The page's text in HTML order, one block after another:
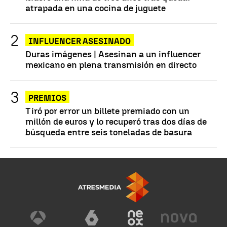
atrapada en una cocina de juguete
INFLUENCER ASESINADO
Duras imágenes | Asesinan a un influencer
mexicano en plena transmisión en directo
PREMIOS
Tiró por error un billete premiado con un
millón de euros y lo recuperó tras dos días de
búsqueda entre seis toneladas de basura